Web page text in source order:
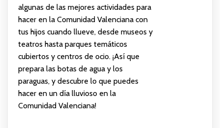
algunas de las mejores actividades para
hacer en la Comunidad Valenciana con
tus hijos cuando llueve, desde museos y
teatros hasta parques temáticos
cubiertos y centros de ocio. ¡Así que
prepara las botas de agua y los
paraguas, y descubre lo que puedes
hacer en un día lluvioso en la
Comunidad Valenciana!